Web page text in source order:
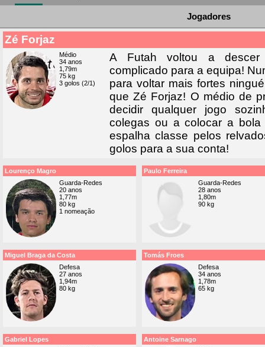
Jogadores
Zé Forjaz
Médio
34 anos
1,79m
75 kg
3 golos (2/1)
A Futah voltou a
complicado para a equipa!
para voltar mais fortes
que Zé Forjaz! O médio de
decidir qualquer jogo
colegas ou a colocar a
espalha classe pelos
golos para a sua conta!
Lourenço Magro
Guarda-Redes
20 anos
1,77m
80 kg
1 nomeação
Paulo Ferreira
Guarda-Redes
28 anos
1,80m
90 kg
Miguel Braga da Costa
Defesa
27 anos
1,94m
80 kg
Tomás Froes
Defesa
34 anos
1,78m
65 kg
Gabriel Lopes
Antoine Sarnago